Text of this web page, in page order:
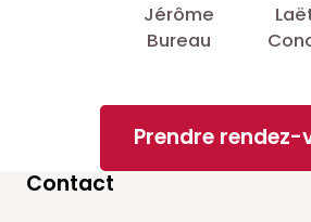
Jérôme
Bureau
Prendre rendez-
Contact